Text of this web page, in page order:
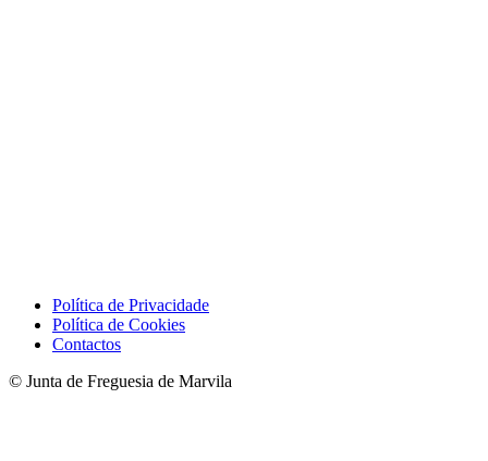
Política de Privacidade
Política de Cookies
Contactos
© Junta de Freguesia de Marvila